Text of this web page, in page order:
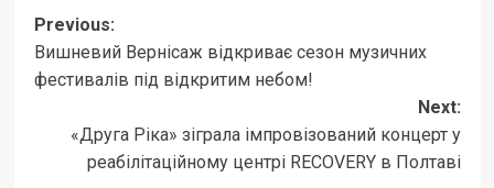
Post
navigation
Previous:
Вишневий Вернісаж відкриває сезон музичних
фестивалів під відкритим небом!
Next:
«Друга Ріка» зіграла імпровізований концерт у
реабілітаційному центрі RECOVERY в Полтаві